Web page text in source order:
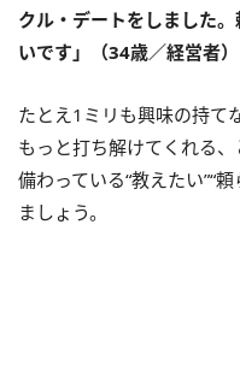
クル・デートをしました
いです」（34歳／経営者）
たとえ1ミリも興味の持て
もっと打ち解けてくれる
備わっている“教えたい”“
ましょう。